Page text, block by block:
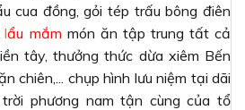
cua đồng, gỏi tép trấu bông điên
lẩu mắm món ăn tập trung tất cả
tây, thưởng thức dừa xiêm Bến
chiên,... chụp hình lưu niệm tại dãi
phương nam tận cùng của tổ